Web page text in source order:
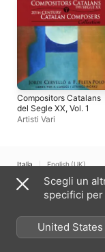
Compositors Catalans
del Segle XX, Vol. 1
Artisti Vari
Italia English (UK)
Copyright © 2026
Supporto
Feedback
Scegli un
specifici per
United States